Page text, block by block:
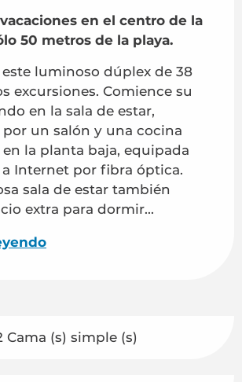
en el centro de la
50 metros de la playa.
luminoso dúplex de 38
excursiones. Comience su
en la sala de estar,
un salón y una cocina
la planta baja, equipada
a Internet por fibra óptica.
sala de estar también
extra para dormir...
Cama (s) simple (s)